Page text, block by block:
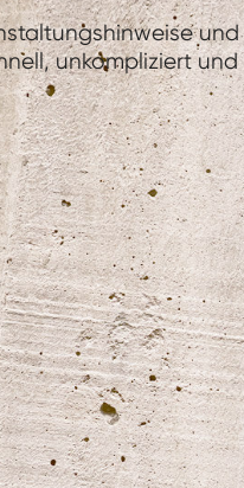
unkompliziert und